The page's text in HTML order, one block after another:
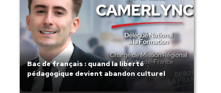
Bac de français : quand la liberté
pédagogique devient abandon culturel